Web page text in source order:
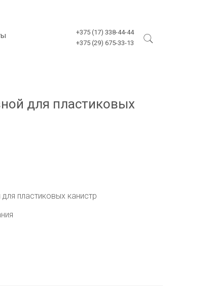
+375 (17) 338-44-44
+375 (29) 675-33-13
для пластиковых
пластиковых канистр